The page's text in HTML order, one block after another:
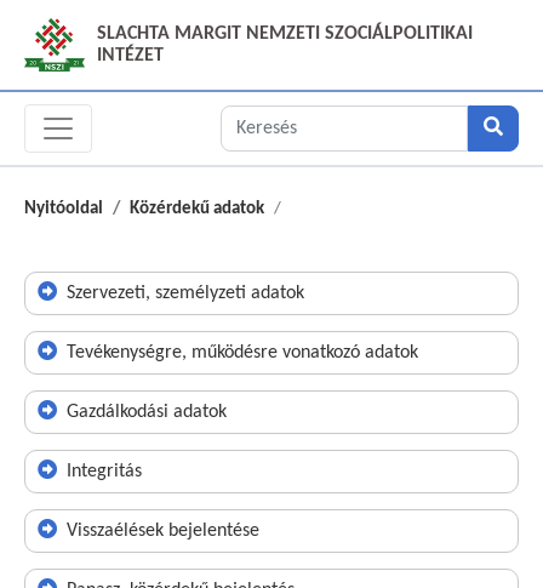
SLACHTA MARGIT NEMZETI SZOCIÁLPOLITIKAI
INTÉZET
Nyitóoldal Közérdekű adatok
Szervezeti, személyzeti adatok
Tevékenységre, működésre vonatkozó adatok
Gazdálkodási adatok
Integritás
Visszaélések bejelentése